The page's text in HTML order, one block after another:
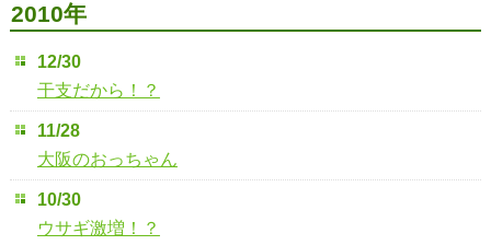
2010年
12/30
干支だから！？
11/28
大阪のおっちゃん
10/30
ウサギ激増！？